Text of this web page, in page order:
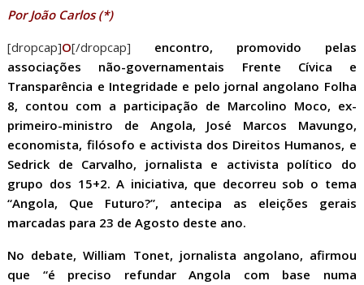
Por João Carlos (*)
[dropcap]O[/dropcap] encontro, promovido pelas
associações não-governamentais Frente Cívica e
Transparência e Integridade e pelo jornal angolano Folha
8, contou com a participação de Marcolino Moco, ex-
primeiro-ministro de Angola, José Marcos Mavungo,
economista, filósofo e activista dos Direitos Humanos, e
Sedrick de Carvalho, jornalista e activista político do
grupo dos 15+2. A iniciativa, que decorreu sob o tema
“Angola, Que Futuro?”, antecipa as eleições gerais
marcadas para 23 de Agosto deste ano.
No debate, William Tonet, jornalista angolano, afirmou
que “é preciso refundar Angola com base numa